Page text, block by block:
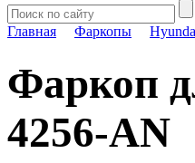
Главная Фаркопы
Фаркоп
4256-AN